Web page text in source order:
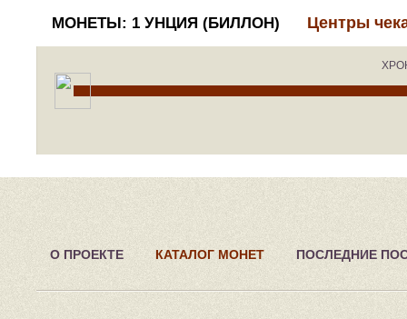
МОНЕТЫ: 1 УНЦИЯ (БИЛЛОН) Центры
О ПРОЕКТЕ КАТАЛОГ МОНЕТ ПОСЛЕДНИЕ